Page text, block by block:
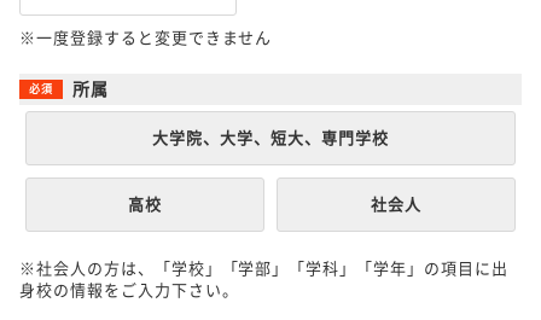
※一度登録すると変更できません
所属
大学院、大学、短大、専門学校
高校 社会人
※社会人の方は、「学校」「学部」「学科」「学年」の項目に出
身校の情報をご入力下さい。